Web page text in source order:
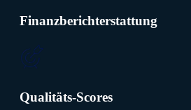
Finanzberichterstattung
Qualitäts-Scores